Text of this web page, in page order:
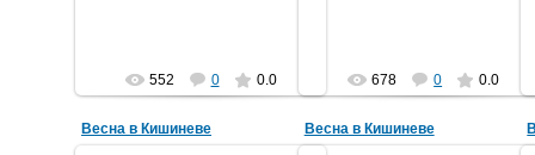
552 0 0.0 678 0 0.0
Весна в Кишиневе Весна в Кишиневе